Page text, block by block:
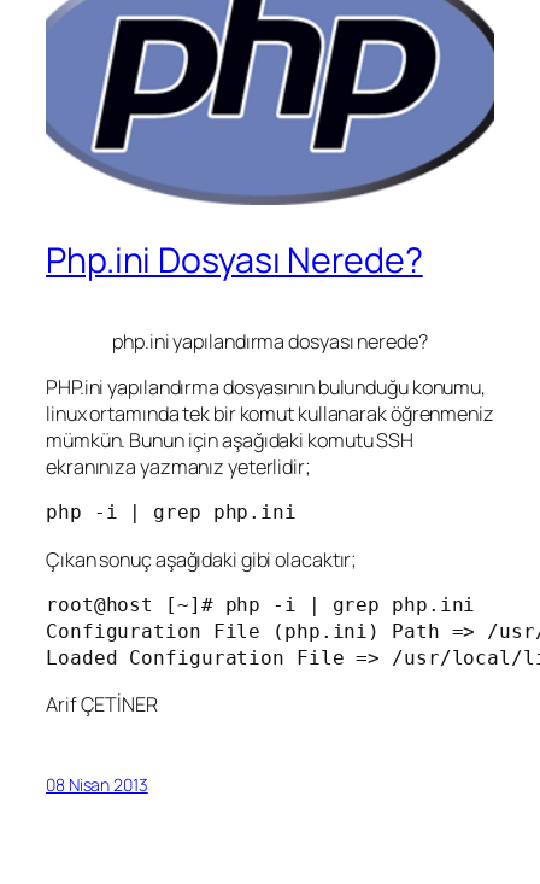
Php.ini Dosyası Nerede?
php.ini yapılandırma dosyası nerede?
PHP.ini yapılandırma dosyasının bulunduğu konumu,
linux ortamında tek bir komut kullanarak öğrenmeniz
mümkün. Bunun için aşağıdaki komutu SSH
ekranınıza yazmanız yeterlidir;
php -i | grep php.ini
Çıkan sonuç aşağıdaki gibi olacaktır;
root@host [~]# php -i | grep php.ini
Configuration File (php.ini) Path => /
Loaded Configuration File => /usr/
Arif ÇETİNER
08 Nisan 2013